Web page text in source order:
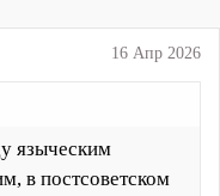
16 Апр 2026
языческим
в постсоветском